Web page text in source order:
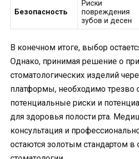
Безопасность
Риски
повреждения
зубов и десен
В конечном итоге, выбор
Однако, принимая решение о
стоматологических изделий
платформы, необходимо трезво
потенциальные риски и
для здоровья полости рта.
консультация и
остаются золотым стандартом в